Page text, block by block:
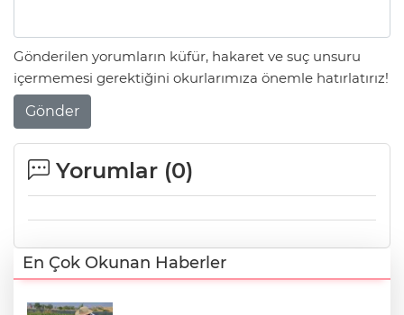
Gönderilen yorumların küfür, hakaret ve suç unsuru
içermemesi gerektiğini okurlarımıza önemle hatırlatırız!
Gönder
Yorumlar (0)
En Çok Okunan Haberler